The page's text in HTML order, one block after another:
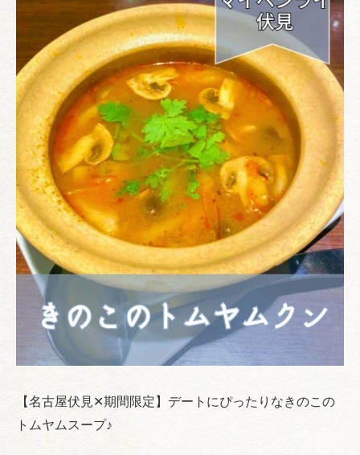
【名古屋伏見✕期間限定】デートにぴったりなきのこの
トムヤムスープ♪